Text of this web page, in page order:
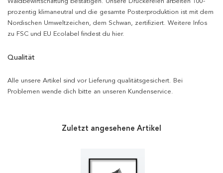
prozentig klimaneutral und die gesamte Posterproduktion ist mit dem
Nordischen Umweltzeichen, dem Schwan, zertifiziert. Weitere Infos
zu FSC und EU Ecolabel findest du hier.
Qualität
Alle unsere Artikel sind vor Lieferung qualitätsgesichert. Bei
Problemen wende dich bitte an unseren Kundenservice.
Zuletzt angesehene Artikel